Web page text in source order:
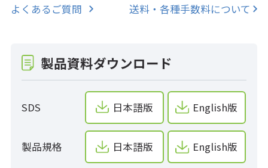
よくあるご質問 送料・各種手数料について
製品資料ダウンロード
SDS 日本語版 English版
製品規格 日本語版 English版